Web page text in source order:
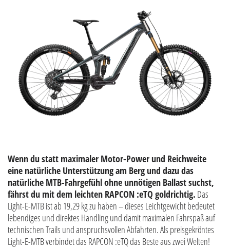
Wenn du statt maximaler Motor-Power und Reichweite
eine natürliche Unterstützung am Berg und dazu das
natürliche MTB-Fahrgefühl ohne unnötigen Ballast suchst,
fährst du mit dem leichten RAPCON :eTQ goldrichtig. Das
Light-E-MTB ist ab 19,29 kg zu haben – dieses Leichtgewicht bedeutet
lebendiges und direktes Handling und damit maximalen Fahrspaß auf
technischen Trails und anspruchsvollen Abfahrten. Als preisgekröntes
Light-E-MTB verbindet das RAPCON :eTQ das Beste aus zwei Welten!